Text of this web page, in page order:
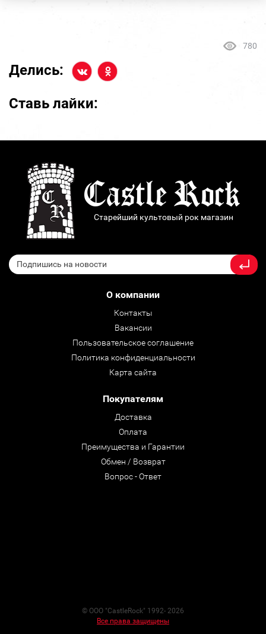
780
Делись:
Ставь лайки:
Старейший культовый рок магазин
О компании
Контакты
Вакансии
Пользовательское соглашение
Политика конфиденциальности
Карта сайта
Покупателям
Доставка
Оплата
Преимущества и Гарантии
Обмен / Возврат
Вопрос - Ответ
© ООО "CastleRock" 1992- 2026
Все права защищены